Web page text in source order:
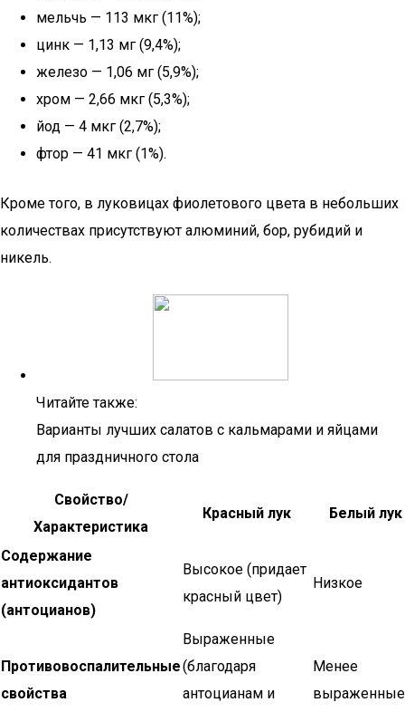
мельчь — 113 мкг (11%);
цинк — 1,13 мг (9,4%);
железо — 1,06 мг (5,9%);
хром — 2,66 мкг (5,3%);
йод — 4 мкг (2,7%);
фтор — 41 мкг (1%).
Кроме того, в луковицах фиолетового цвета в небольших
количествах присутствуют алюминий, бор, рубидий и
никель.
Читайте также:
Варианты лучших салатов с кальмарами и яйцами
для праздничного стола
Свойство/
Характеристика
Красный лук Белый лук
Содержание
антиоксидантов
(антоцианов)
Высокое (придает
красный цвет)
Низкое
Противовоспалительные
свойства
Выраженные
(благодаря
антоцианам и
Менее
выраженные